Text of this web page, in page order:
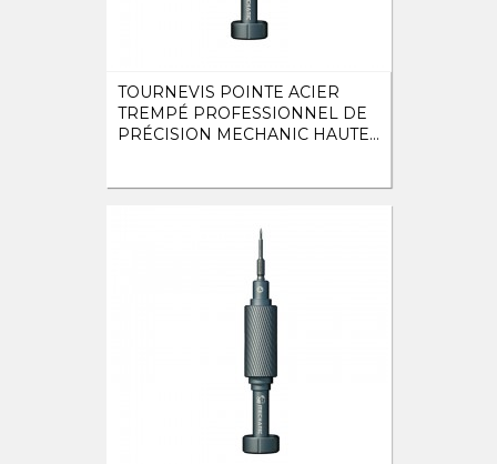
TOURNEVIS POINTE ACIER
TREMPÉ PROFESSIONNEL DE
PRÉCISION MECHANIC HAUTE...